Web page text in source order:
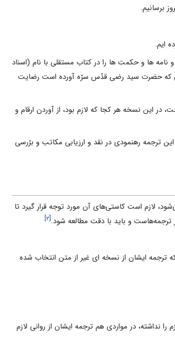
برسانیم.
نامه ها و حکمت ها را در کتاب مستقلى با نام (اسناد
که حضرت سید رضى قدّس سرّه آورده است رضایت
در این نسخه هر کجا که لازم بود، از آوردن ارقام و
ترجمه رهنمودى در نقد و ارزیابى مکاتب و برّرسى
لازم است کاستى‌هاى آن مورد توجه قرار گیرد تا
ترجمه‌هاست و باید با دقت مطالعه شود.[۲]
ترجمه ایشان از نسخه ای غیر از متن انتخاب شده
نداشته، در مواردی هم ترجمه ایشان از روانی لازم